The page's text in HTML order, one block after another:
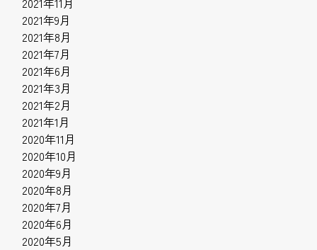
2021年9月
2021年8月
2021年7月
2021年6月
2021年3月
2021年2月
2021年1月
2020年11月
2020年10月
2020年9月
2020年8月
2020年7月
2020年6月
2020年5月